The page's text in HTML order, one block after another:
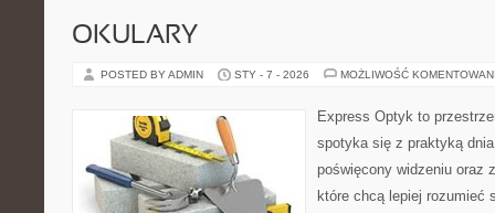
OKULARY
POSTED BY ADMIN STY - 7 - 2026 MOŻLIWOŚĆ
Express Optyk to
spotyka się z praktyką
poświęcony widzeniu oraz
które chcą lepiej rozumieć